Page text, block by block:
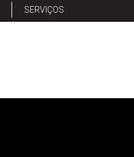
SERVIÇOS